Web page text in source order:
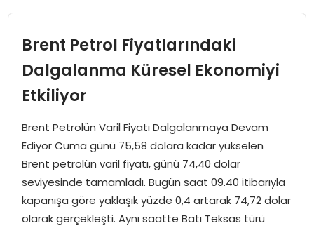
EĞITIM
SPOR
EKONOMI
MAGAZIN
Brent Petrol Fiyatlarındaki
Dalgalanma Küresel Ekonomiyi
Etkiliyor
Brent Petrolün Varil Fiyatı Dalgalanmaya Devam
Ediyor Cuma günü 75,58 dolara kadar yükselen
Brent petrolün varil fiyatı, günü 74,40 dolar
seviyesinde tamamladı. Bugün saat 09.40 itibarıyla
kapanışa göre yaklaşık yüzde 0,4 artarak 74,72 dolar
olarak gerçekleşti. Aynı saatte Batı Teksas türü